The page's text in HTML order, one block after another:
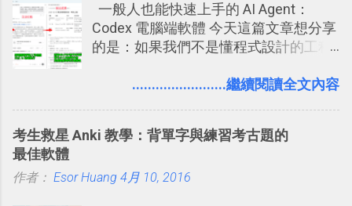
2016/7/7 新增 ： 如何活用 Trello 記
帳？我的理財計畫心得與看板範本
2016/7/13 新增： 如何將網頁資料快速
2016/8 新增： Trello 開放「強化功能」
2016/8 新增 ： Trello 卡片自訂欄位密
技！最想要的強大 Trello 客製化範例教
急時間管理四象限在 Trello 活用與範本
標籤在他的訊息中，或是想把你標籤在
相片圖片裡，現在你都多了一個「事先
審查」的機制，可以決定這些你被標籤
鴉牆上，從而禁止可能的祕密被你其他
一般人也能快速上手的 AI Agent：
Codex 電腦端軟體 今天這篇文章想分享
的是：如果我們不是懂程式設計的工程
（ChatGPT） 的 Codex 工具？ 如何用
打造一個更自動化的電腦工作流程。
........................繼續閱讀全文內容
考生救星 Anki 教學：背單字與練習考古題的
最佳軟體
作者： Esor Huang 4月 10, 2016